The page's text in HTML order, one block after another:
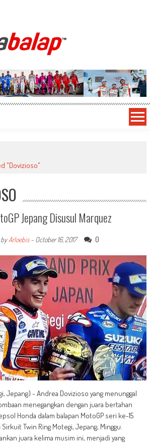
| Informasi Balap
Terupdate
SERI ASIA LMP2 F1 dll
"Dovizioso"
Jepang Disusul Marquez
byArloebis- October 16, 2017 0
Jepang) - Andrea Dovizioso yang menunggal
menegangkan dengan juara bertahan
Honda dalam balapan MotoGP seri ke-15
Twin Ring Motegi, Jepang, Minggu.
juara kelima musim ini, menjadi yang